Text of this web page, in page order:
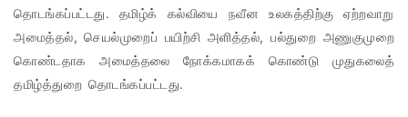
தொடங்கப்பட்டது. தமிழ்க் கல்வியை நவீன உலகத்திற்கு ஏற்றவாறு
அமைத்தல், செயல்முறைப் பயிற்சி அளித்தல், பல்துறை அணுகுமுறை
கொண்டதாக அமைத்தலை நோக்கமாகக் கொண்டு முதுகலைத்
தமிழ்த்துறை தொடங்கப்பட்டது.